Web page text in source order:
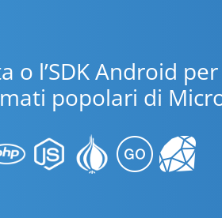
o l’SDK Android
popolari di